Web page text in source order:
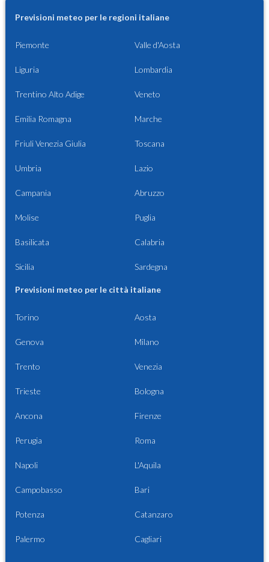
Previsioni meteo per le regioni italiane
Piemonte Valle d'Aosta
Liguria Lombardia
Trentino Alto Adige Veneto
Emilia Romagna Marche
Friuli Venezia Giulia Toscana
Umbria Lazio
Campania Abruzzo
Molise Puglia
Basilicata Calabria
Sicilia Sardegna
Previsioni meteo per le città italiane
Torino Aosta
Genova Milano
Trento Venezia
Trieste Bologna
Ancona Firenze
Perugia Roma
Napoli L'Aquila
Campobasso Bari
Potenza Catanzaro
Palermo Cagliari